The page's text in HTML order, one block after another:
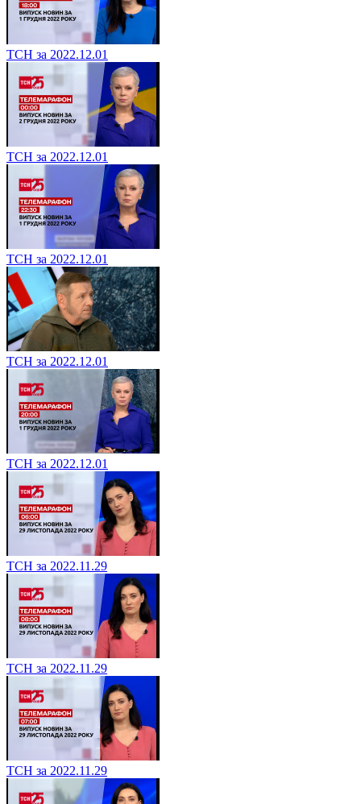
ТСН за 2022.12.01
ТСН за 2022.12.01
ТСН за 2022.12.01
ТСН за 2022.12.01
ТСН за 2022.12.01
ТСН за 2022.11.29
ТСН за 2022.11.29
ТСН за 2022.11.29